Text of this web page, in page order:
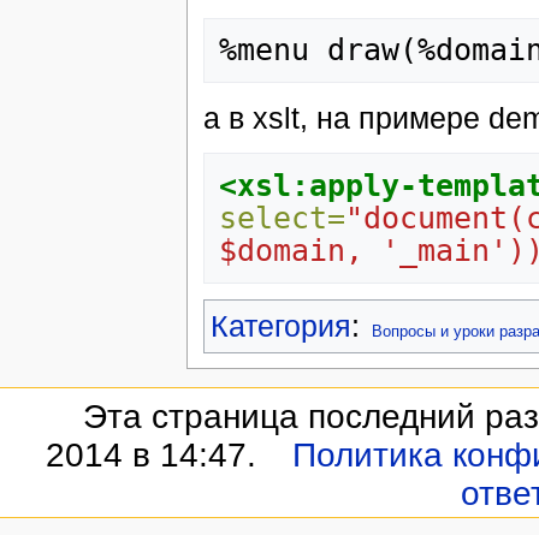
а в xslt, на примере
<xsl:apply-
select=
$domain,
Категория: Вопросы и уроки
Эта страница последний
2014 в 14:47.
Политика